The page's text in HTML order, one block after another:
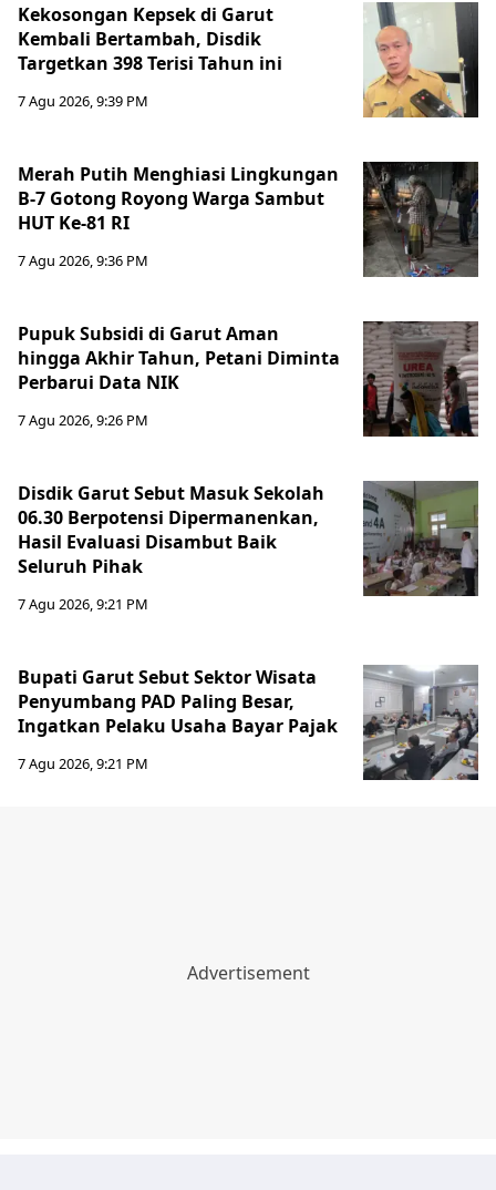
Kekosongan Kepsek di Garut
Kembali Bertambah, Disdik
Targetkan 398 Terisi Tahun ini
7 Agu 2026, 9:39 PM
Merah Putih Menghiasi Lingkungan
B-7 Gotong Royong Warga Sambut
HUT Ke-81 RI
7 Agu 2026, 9:36 PM
Pupuk Subsidi di Garut Aman
hingga Akhir Tahun, Petani Diminta
Perbarui Data NIK
7 Agu 2026, 9:26 PM
Disdik Garut Sebut Masuk Sekolah
06.30 Berpotensi Dipermanenkan,
Hasil Evaluasi Disambut Baik
Seluruh Pihak
7 Agu 2026, 9:21 PM
Bupati Garut Sebut Sektor Wisata
Penyumbang PAD Paling Besar,
Ingatkan Pelaku Usaha Bayar Pajak
7 Agu 2026, 9:21 PM